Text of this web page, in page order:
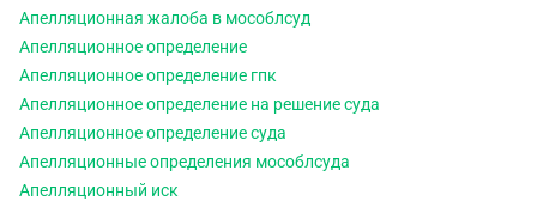
Апелляционная жалоба в мособлсуд
Апелляционное определение
Апелляционное определение гпк
Апелляционное определение на решение суда
Апелляционное определение суда
Апелляционные определения мособлсуда
Апелляционный иск